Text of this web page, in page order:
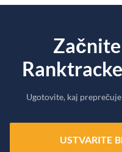
Ugotovite, kaj
USTVARITE